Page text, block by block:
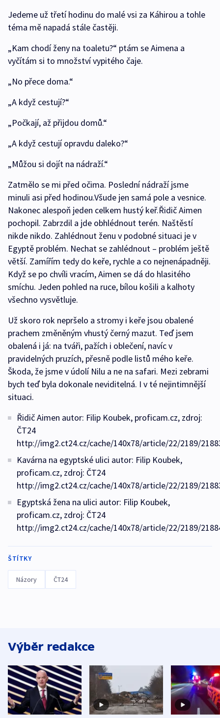
Jedeme už třetí hodinu do malé vsi za Káhirou a tohle
téma mě napadá stále častěji.
„Kam chodí ženy na toaletu?“ ptám se Aimena a
vyčítám si to množství vypitého čaje.
„No přece doma.“
„A když cestují?“
„Počkají, až přijdou domů.“
„A když cestují opravdu daleko?“
„Můžou si dojít na nádraží.“
Zatmělo se mi před očima. Poslední nádraží jsme
minuli asi před hodinou.Všude jen samá pole a vesnice.
Nakonec alespoň jeden celkem hustý keř.Řidič Aimen
pochopil. Zabrzdil a jde obhlédnout terén. Naštěstí
nikde nikdo. Zahlédnout ženu v podobné situaci je v
Egyptě problém. Nechat se zahlédnout – problém ještě
větší. Zamířím tedy do keře, rychle a co nejnenápadněji.
Když se po chvíli vracím, Aimen se dá do hlasitého
smíchu. Jeden pohled na ruce, bílou košili a kalhoty
všechno vysvětluje.
Už skoro rok nepršelo a stromy i keře jsou obalené
prachem změněným vhustý černý mazut. Teď jsem
obalená i já: na tváři, pažích i oblečení, navíc v
pravidelných pruzích, přesně podle listů mého keře.
Škoda, že jsme v údolí Nilu a ne na safari. Mezi zebrami
bych teď byla dokonale neviditelná. I v té nejintimnější
situaci.
Řidič Aimen autor: Filip Koubek, proficam.cz, zdroj:
ČT24
http://img2.ct24.cz/cache/140x78/article/22/2189/
Kavárna na egyptské ulici autor: Filip Koubek,
proficam.cz, zdroj: ČT24
http://img2.ct24.cz/cache/140x78/article/22/2189/
Egyptská žena na ulici autor: Filip Koubek,
proficam.cz, zdroj: ČT24
http://img2.ct24.cz/cache/140x78/article/22/2189/
ŠTÍTKY
Názory ČT24
Výběr redakce